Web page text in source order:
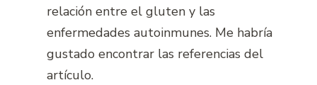
relación entre el gluten y las
enfermedades autoinmunes. Me habría
gustado encontrar las referencias del
artículo.